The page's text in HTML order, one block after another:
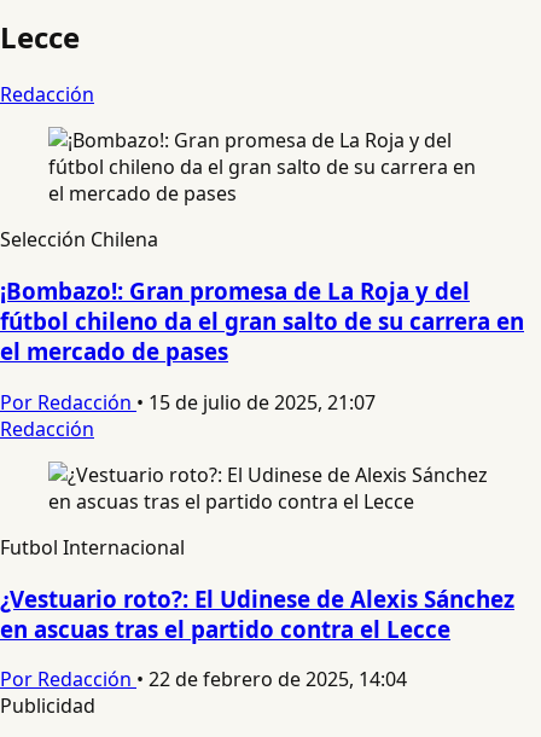
Lecce
Redacción
Selección Chilena
¡Bombazo!: Gran promesa de La Roja y del
fútbol chileno da el gran salto de su carrera en
el mercado de pases
Por Redacción • 15 de julio de 2025, 21:07
Redacción
Futbol Internacional
¿Vestuario roto?: El Udinese de Alexis Sánchez
en ascuas tras el partido contra el Lecce
Por Redacción • 22 de febrero de 2025, 14:04
Publicidad